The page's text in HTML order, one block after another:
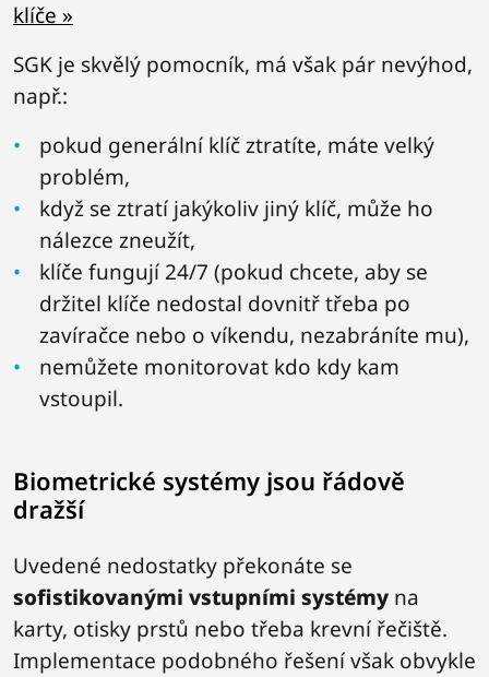
klíče »
SGK je skvělý pomocník, má však pár nevýhod,
např.:
pokud generální klíč ztratíte, máte velký
problém,
když se ztratí jakýkoliv jiný klíč, může ho
nálezce zneužít,
klíče fungují 24/7 (pokud chcete, aby se
držitel klíče nedostal dovnitř třeba po
zavíračce nebo o víkendu, nezabráníte mu),
nemůžete monitorovat kdo kdy kam
vstoupil.
Biometrické systémy jsou řádově
dražší
Uvedené nedostatky překonáte se
sofistikovanými vstupními systémy na
karty, otisky prstů nebo třeba krevní řečiště.
Implementace podobného řešení však obvykle